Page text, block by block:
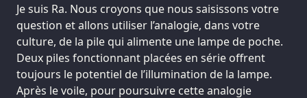
Je suis Ra. Nous croyons que nous saisissons votre
question et allons utiliser l’analogie, dans votre
culture, de la pile qui alimente une lampe de poche.
Deux piles fonctionnant placées en série offrent
toujours le potentiel de l’illumination de la lampe.
Après le voile, pour poursuivre cette analogie